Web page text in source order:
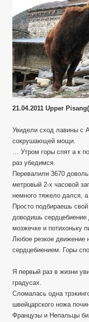
21.04.2011 Upper
Увидели сход лавины с
сокрушающей мощи.
… Утром горы спят а к
раз убедимся.
Перевалили 3670
метровый 2-х часовой
немного тяжело дался,
Просто подбираешь
доводишь
мозжечке и потихоньку
Любое резкое движение
сердцебиением. Горы
Я первый раз в жизни
градусах.
Сломалась одна
швейцарского ножа
Французы и Непальцы